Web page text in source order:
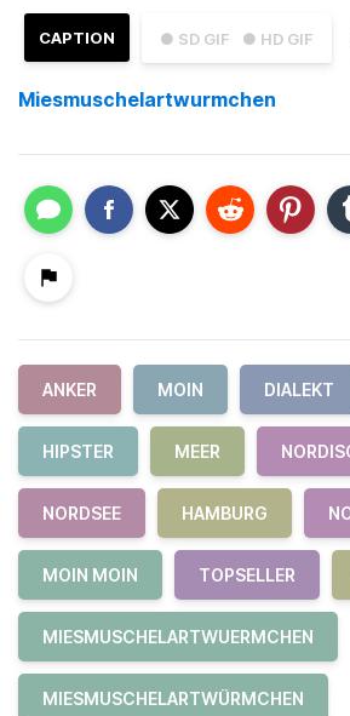
● SD GIF ● HD GIF
CAPTION
Miesmuschelartwurmchen
ANKER MOIN DIALEKT
HIPSTER MEER
NORDSEE HAMBURG
MOIN MOIN TOPSELLER
MIESMUSCHELARTWUERMCHEN
MIESMUSCHELARTWÜRMCHEN